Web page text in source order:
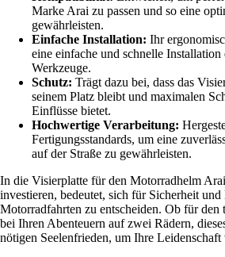
Marke Arai zu passen und so eine
gewährleisten.
Einfache Installation: Ihr
eine einfache und schnelle Installation
Werkzeuge.
Schutz: Trägt dazu bei, dass das
seinem Platz bleibt und maximalen
Einflüsse bietet.
Hochwertige Verarbeitung:
Fertigungsstandards, um eine
auf der Straße zu gewährleisten.
In die Visierplatte für den Motorradhelm
investieren, bedeutet, sich für Sicherheit
Motorradfahrten zu entscheiden. Ob für den
bei Ihren Abenteuern auf zwei Rädern,
nötigen Seelenfrieden, um Ihre Leidenschaft